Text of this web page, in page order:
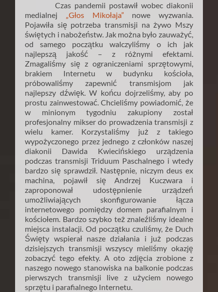
Czas pandemii postawił wobec diakonii
medialnej „Głos Mikołaja” nowe wyzwania.
Pojawiła się potrzeba transmisji na żywo Mszy
świętych i nabożeństw. Jak można było zauważyć,
od samego początku walczyliśmy o ich jak
najlepszą jakość – z różnymi efektami.
Zmagaliśmy się z ograniczeniami sprzętowymi,
brakiem Internetu w budynku kościoła,
próbowaliśmy zapewnić transmisjom jak
najlepszy dźwięk. W końcu dojrzeliśmy, aby po
prostu zainwestować. Chcieliśmy powiadomić, że
w minionym tygodniu zakupiony został
profesjonalny mikser do prowadzenia transmisji z
wielu kamer. Korzystaliśmy już z takiego
wypożyczonego przez jednego z członków naszej
diakonii Dawida Kwiecińskiego urządzenia
podczas transmisji Triduum Paschalnego i wtedy
bardzo się sprawdził. Następnie, niczym deus ex
machina, pojawił się Andrzej Kuczwara i
zaproponował udostępnienie urządzeń
umożliwiających skonfigurowanie łącza
internetowego pomiędzy domem parafialnym i
kościołem. Bardzo szybko też znaleźliśmy idealne
miejsca instalacji. Od początku czuliśmy, że Duch
Święty wspierał nasze działania i już podczas
dzisiejszych transmisji wszyscy mieliśmy okazję
zobaczyć tego efekty. A oto zdjęcia zrobione z
naszego nowego stanowiska na balkonie podczas
pierwszych transmisji live z użyciem nowego
sprzętu i parafialnego Internetu.